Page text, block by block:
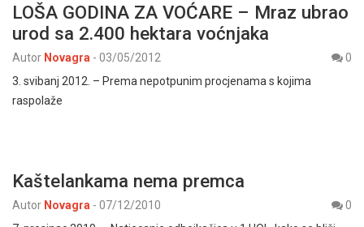
LOŠA GODINA ZA VOĆARE – Mraz ubrao
urod sa 2.400 hektara voćnjaka
Autor Novagra - 03/05/2012
0
3. svibanj 2012. – Prema nepotpunim procjenama s kojima
raspolaže
Kaštelankama nema premca
Autor Novagra - 07/12/2010
0